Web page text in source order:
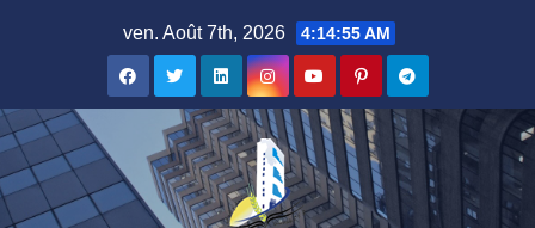
ven. Août 7th, 2026 4:14:55 AM